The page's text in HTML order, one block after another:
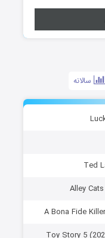
سالانه